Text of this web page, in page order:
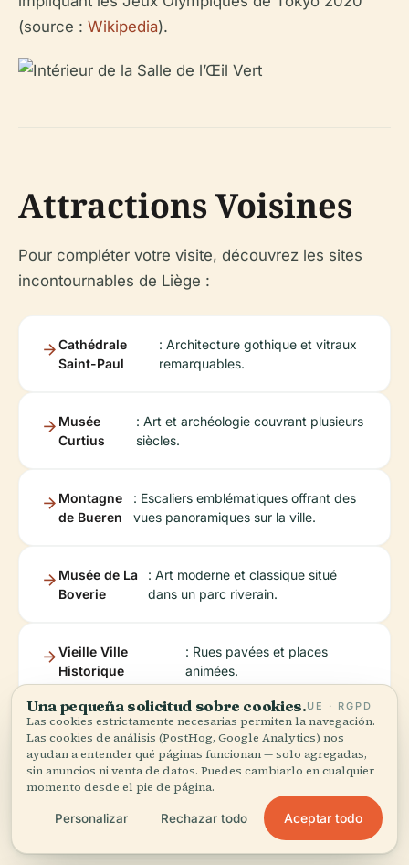
(source : Wikipedia).
Attractions Voisines
Pour compléter votre visite, découvrez les sites
incontournables de Liège :
Cathédrale
Saint-Paul
: Architecture gothique et vitraux
remarquables.
Musée
Curtius
: Art et archéologie couvrant plusieurs
siècles.
Montagne
de Bueren
: Escaliers emblématiques offrant des
vues panoramiques sur la ville.
Musée de La
Boverie
: Art moderne et classique situé
dans un parc riverain.
Vieille Ville
Historique
: Rues pavées et places
animées.
Marché de
la Batte
: Le plus grand marché en plein air de
Belgique, tous les dimanches.
Una pequeña solicitud sobre cookies.UE · RGPD
Las cookies estrictamente necesarias permiten la navegación.
Las cookies de análisis (PostHog, Google Analytics) nos
ayudan a entender qué páginas funcionan — solo agregadas,
sin anuncios ni venta de datos. Puedes cambiarlo en cualquier
momento desde el pie de página.
Personalizar Rechazar todo Aceptar todo